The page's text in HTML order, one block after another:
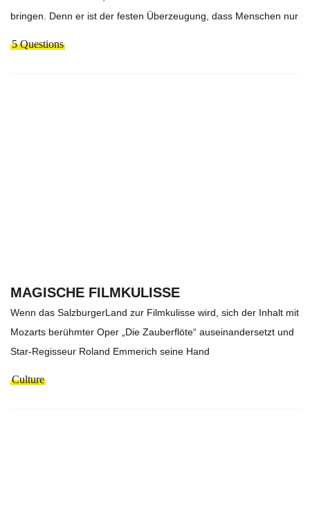
bringen. Denn er ist der festen Überzeugung, dass Menschen nur
5 Questions
MAGISCHE FILMKULISSE
Wenn das SalzburgerLand zur Filmkulisse wird, sich der Inhalt mit
Mozarts berühmter Oper „Die Zauberflöte“ auseinandersetzt und
Star-Regisseur Roland Emmerich seine Hand
Culture